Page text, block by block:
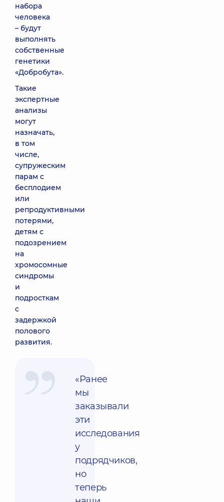
набора
человека
– будут
выполнять
собственные
генетики
«Добробута».
Такие
экспертные
анализы
могут
назначать,
в том
числе,
супружеским
парам с
бесплодием
или
репродуктивными
потерями,
детям с
подозрением
на
хромосомные
синдромы
и
подросткам
с
задержкой
полового
развития.
«Ранее
мы
заказывали
эти
исследования
у
подрядчиков,
но
теперь